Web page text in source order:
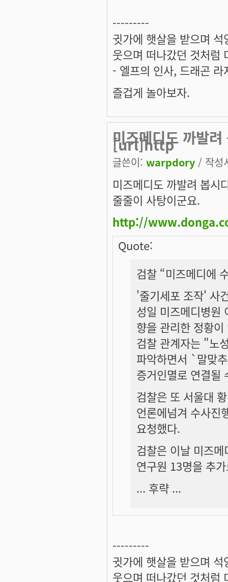
---------
귓가에 햇살을 받으며
웃으며 떠나갔던 것처럼
- 엘프의 인사, 드래곤 라
즐겁게 놀아보자.
미즈메디도 까발
[url]http
글쓴이: warpdory / 작성
미즈메디도 까발려 봅시
줄줄이 사탕이군요.
http://
Quote:
검찰 “미즈메디에
'줄기세포 조작' 사
성일 미즈메디병원
향을 관리한 정황
검찰 관계자는 "노
파악하면서 `말맞
증거인멸로 연결될
검찰은 또 서울대
언론에넘겨 수사진
요청했다.
검찰은 이날 미즈
연구원 13명을 추
... 후략 ...
---------
귓가에 햇살을 받으며
웃으며 떠나갔던 것처럼